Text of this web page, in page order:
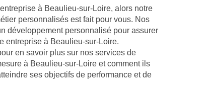
à Beaulieu-sur-Loire, alors notre
personnalisés est fait pour vous. Nos
développement personnalisé pour assurer
entreprise à Beaulieu-sur-Loire.
en savoir plus sur nos services de
à Beaulieu-sur-Loire et comment ils
ses objectifs de performance et de